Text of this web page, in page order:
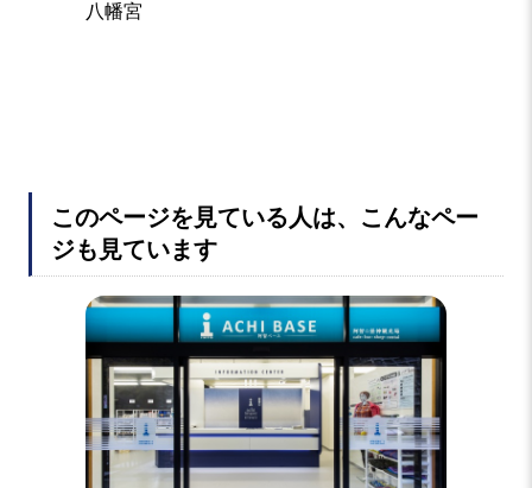
八幡宮
このページを見ている人は、こんなペー
ジも見ています